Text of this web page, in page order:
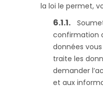
la loi le permet,
confirmation
données
traite les
demander
et aux